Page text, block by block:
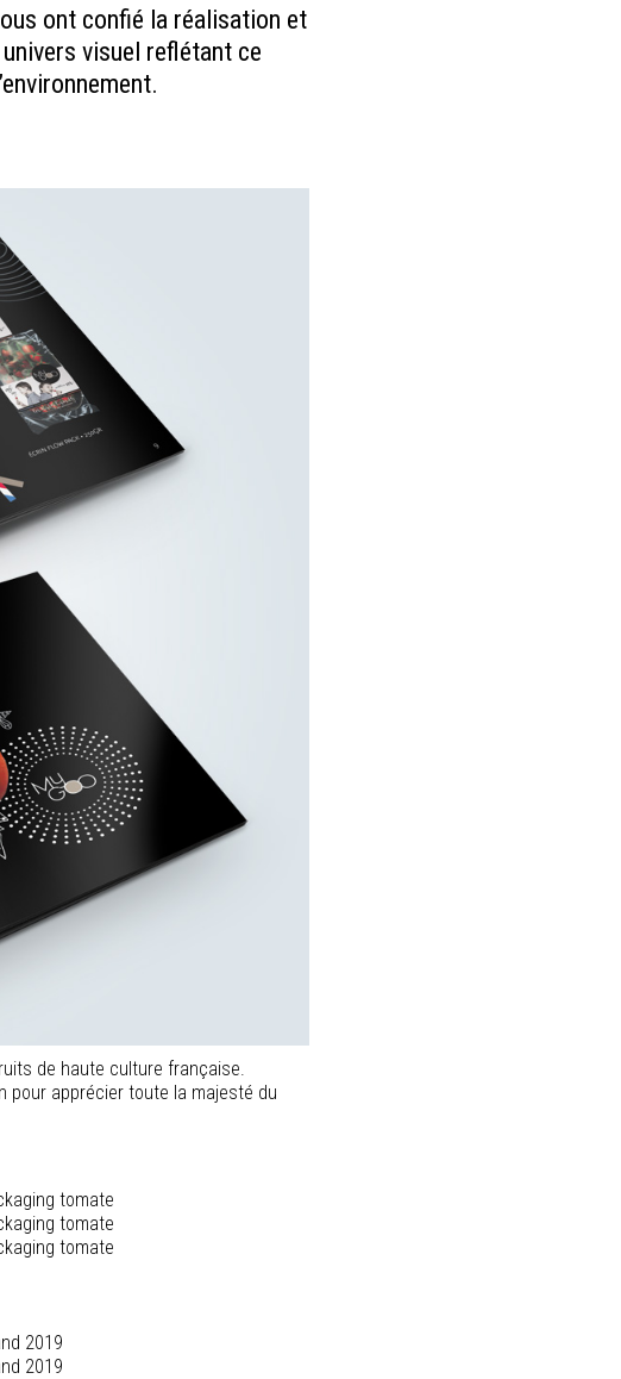
ont confié la réalisation et
visuel reflétant ce
de haute culture française.
pour apprécier toute la majesté du